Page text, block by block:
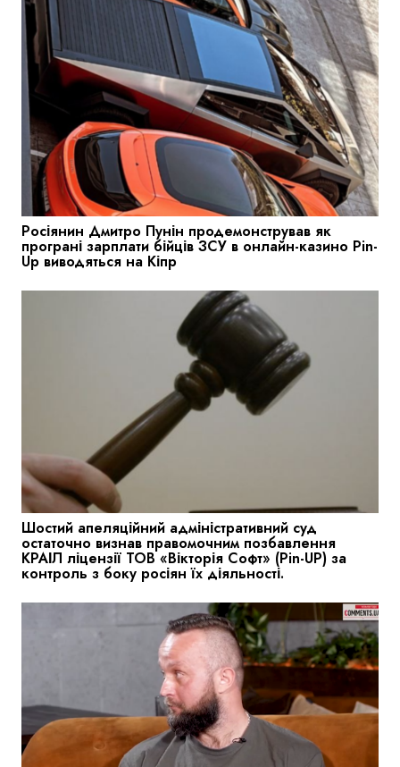
Росіянин Дмитро Пунін продемонстрував як
програні зарплати бійців ЗСУ в онлайн-казино Pin-
Up виводяться на Кіпр
Шостий апеляційний адміністративний суд
остаточно визнав правомочним позбавлення
КРАІЛ ліцензії ТОВ «Вікторія Софт» (Pin-UP) за
контроль з боку росіян їх діяльності.